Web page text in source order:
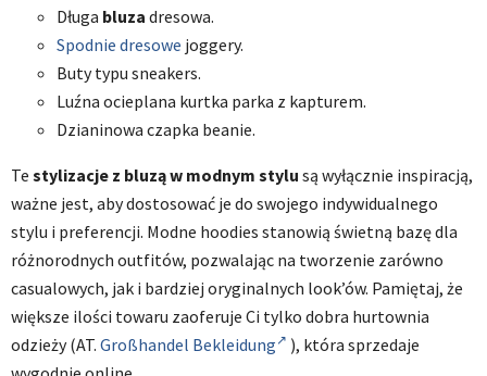
Długa bluza dresowa.
Spodnie dresowe joggery.
Buty typu sneakers.
Luźna ocieplana kurtka parka z kapturem.
Dzianinowa czapka beanie.
Te stylizacje z bluzą w modnym stylu są wyłącznie inspiracją,
ważne jest, aby dostosować je do swojego indywidualnego
stylu i preferencji. Modne hoodies stanowią świetną bazę dla
różnorodnych outfitów, pozwalając na tworzenie zarówno
casualowych, jak i bardziej oryginalnych look’ów. Pamiętaj, że
większe ilości towaru zaoferuje Ci tylko dobra hurtownia
odzieży (AT. Großhandel Bekleidung
), która sprzedaje